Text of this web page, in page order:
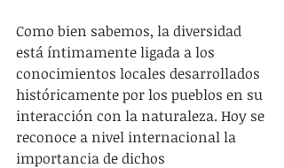
Como bien sabemos, la diversidad
está íntimamente ligada a los
conocimientos locales desarrollados
históricamente por los pueblos en su
interacción con la naturaleza. Hoy se
reconoce a nivel internacional la
importancia de dichos